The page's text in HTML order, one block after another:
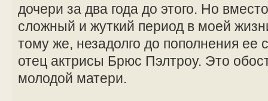
дочери за два года до этого. Но
сложный и жуткий период в моей
тому же, незадолго до пополнения ее
отец актрисы Брюс Пэлтроу. Это
молодой матери.